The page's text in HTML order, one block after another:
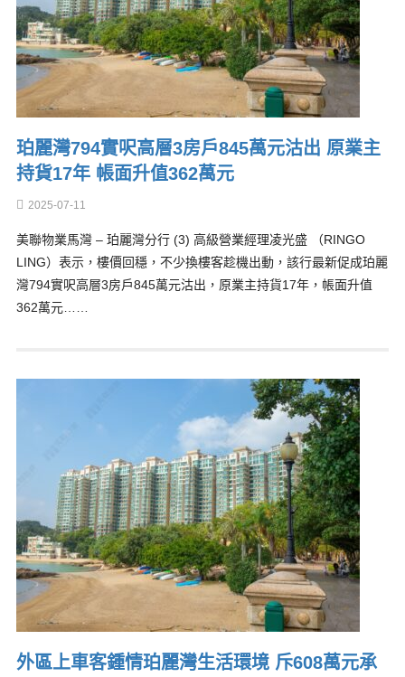
珀麗灣794實呎高層3房戶845萬元沽出 原業主
持貨17年 帳面升值362萬元
2025-07-11
美聯物業馬灣 – 珀麗灣分行 (3) 高級營業經理凌光盛 （RINGO
LING）表示，樓價回穩，不少換樓客趁機出動，該行最新促成珀麗
灣794實呎高層3房戶845萬元沽出，原業主持貨17年，帳面升值
362萬元……
外區上車客鍾情珀麗灣生活環境 斥608萬元承